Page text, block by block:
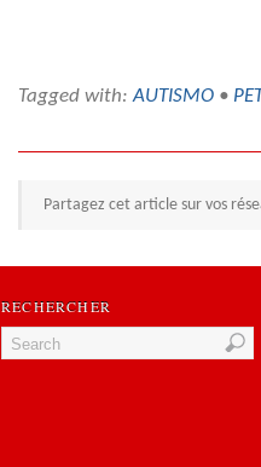
Tagged with:AUTISMO •
Partagez cet article sur vos
RECHERCHER